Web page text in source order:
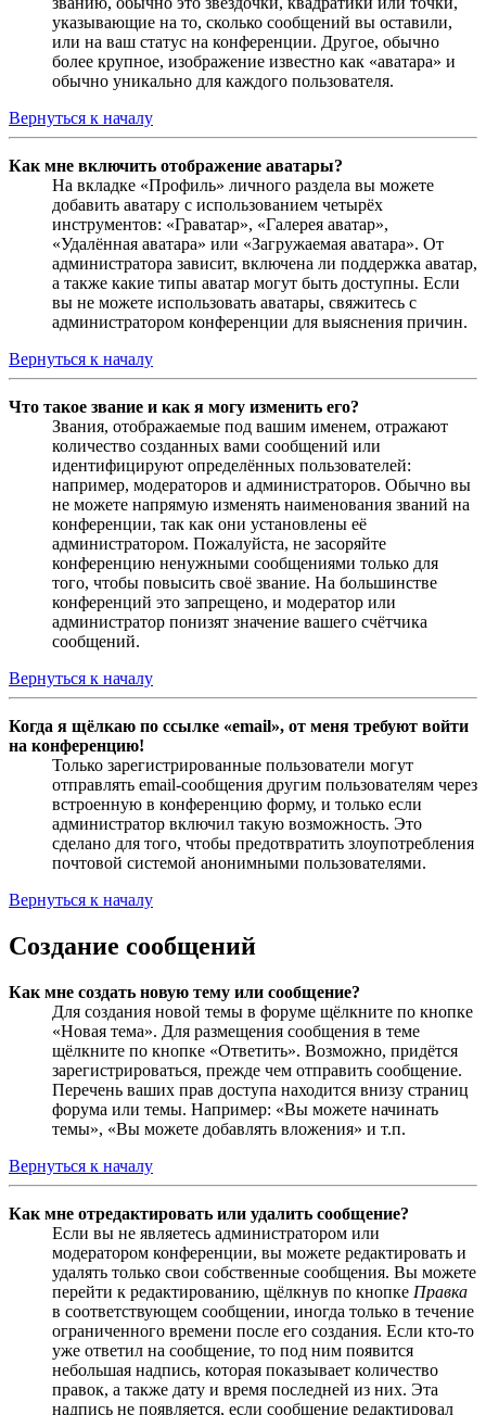
указывающие на то, сколько сообщений вы оставили,
или на ваш статус на конференции. Другое, обычно
более крупное, изображение известно как «аватара» и
обычно уникально для каждого пользователя.
Вернуться к началу
Как мне включить отображение аватары?
На вкладке «Профиль» личного раздела вы можете
добавить аватару с использованием четырёх
инструментов: «Граватар», «Галерея аватар»,
«Удалённая аватара» или «Загружаемая аватара». От
администратора зависит, включена ли поддержка аватар,
а также какие типы аватар могут быть доступны. Если
вы не можете использовать аватары, свяжитесь с
администратором конференции для выяснения причин.
Вернуться к началу
Что такое звание и как я могу изменить его?
Звания, отображаемые под вашим именем, отражают
количество созданных вами сообщений или
идентифицируют определённых пользователей:
например, модераторов и администраторов. Обычно вы
не можете напрямую изменять наименования званий на
конференции, так как они установлены её
администратором. Пожалуйста, не засоряйте
конференцию ненужными сообщениями только для
того, чтобы повысить своё звание. На большинстве
конференций это запрещено, и модератор или
администратор понизят значение вашего счётчика
сообщений.
Вернуться к началу
Когда я щёлкаю по ссылке «email», от меня требуют войти
на конференцию!
Только зарегистрированные пользователи могут
отправлять email-сообщения другим пользователям через
встроенную в конференцию форму, и только если
администратор включил такую возможность. Это
сделано для того, чтобы предотвратить злоупотребления
почтовой системой анонимными пользователями.
Вернуться к началу
Создание сообщений
Как мне создать новую тему или сообщение?
Для создания новой темы в форуме щёлкните по кнопке
«Новая тема». Для размещения сообщения в теме
щёлкните по кнопке «Ответить». Возможно, придётся
зарегистрироваться, прежде чем отправить сообщение.
Перечень ваших прав доступа находится внизу страниц
форума или темы. Например: «Вы можете начинать
темы», «Вы можете добавлять вложения» и т.п.
Вернуться к началу
Как мне отредактировать или удалить сообщение?
Если вы не являетесь администратором или
модератором конференции, вы можете редактировать и
удалять только свои собственные сообщения. Вы можете
перейти к редактированию, щёлкнув по кнопке Правка
в соответствующем сообщении, иногда только в течение
ограниченного времени после его создания. Если кто-то
уже ответил на сообщение, то под ним появится
небольшая надпись, которая показывает количество
правок, а также дату и время последней из них. Эта
надпись не появляется, если сообщение редактировал